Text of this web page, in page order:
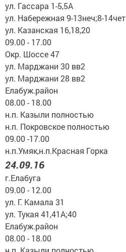
ул. Гассара 1-5,5А
ул. Набережная 9-13неч;8-14чет
ул. Казанская 16,18,20
09.00 - 17.00
Окр. Шоссе 47
ул. Марджани 30 вв2
ул. Марджани 28 вв2
Елабуж.район
08.00 - 18.00
н.п. Казыли полностью
н.п. Покровское полностью
09.00 -17.00
н.п.Умяк,н.п.Красная Горка
24.09.16
г.Елабуга
09.00 - 12.00
ул. Г. Камала 31
ул. Тукая 41,41А;40
Елабуж.район
08.00 - 18.00